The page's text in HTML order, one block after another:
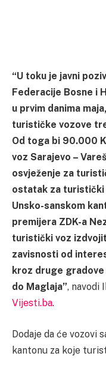
“U toku je javni
Federacije Bosne i
u prvim danima
turističke vozove
Od toga bi 90.000
voz Sarajevo –
osvježenje za
ostatak za turistički
Unsko-sanskom
premijera ZDK-a
turistički voz
zavisnosti od
kroz druge
do Maglaja”, navodi
Vijesti.ba.
Dodaje da će vozovi
kantonu za koje